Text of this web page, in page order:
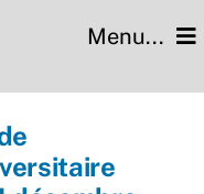
Menu...